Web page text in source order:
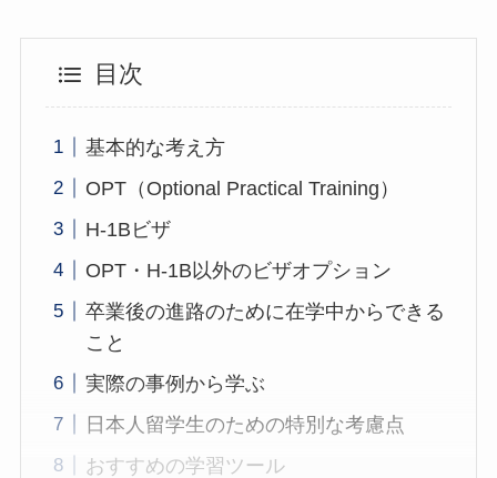
目次
基本的な考え方
OPT（Optional Practical Training）
H-1Bビザ
OPT・H-1B以外のビザオプション
卒業後の進路のために在学中からできる
こと
実際の事例から学ぶ
日本人留学生のための特別な考慮点
おすすめの学習ツール